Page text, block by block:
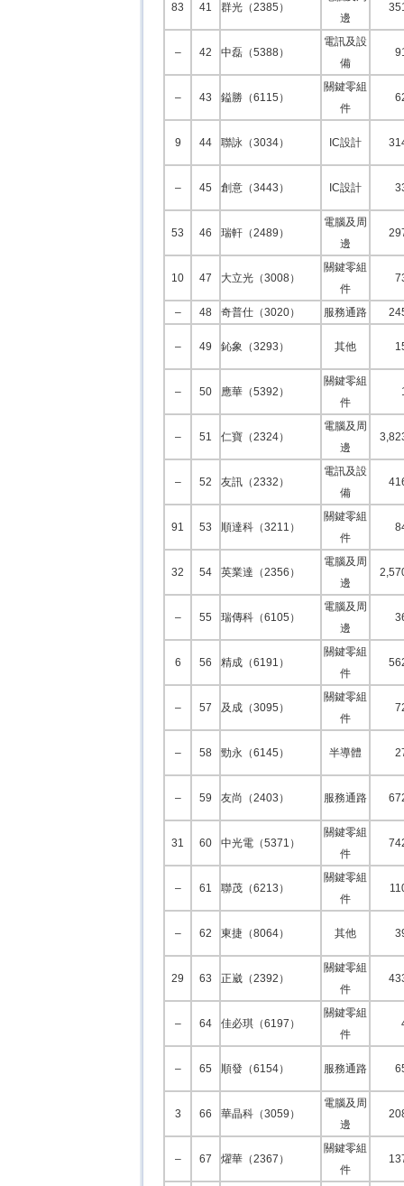
83 41 群光（2385）
邊
– 42 中磊（5388）
電訊及設
備
– 43 鎰勝（6115）
關鍵零組
件
9 44 聯詠（3034） IC設計
– 45 創意（3443） IC設計
53 46 瑞軒（2489）
電腦及周
邊
10 47 大立光（3008）
關鍵零組
件
– 48 奇普仕（3020） 服務通路
– 49 鈊象（3293） 其他
– 50 應華（5392）
關鍵零組
件
– 51 仁寶（2324）
電腦及周
邊
– 52 友訊（2332）
電訊及設
備
91 53 順達科（3211）
關鍵零組
件
32 54 英業達（2356）
電腦及周
邊
– 55 瑞傳科（6105）
電腦及周
邊
6 56 精成（6191）
關鍵零組
件
– 57 及成（3095）
關鍵零組
件
– 58 勁永（6145） 半導體
– 59 友尚（2403） 服務通路
31 60 中光電（5371）
關鍵零組
件
– 61 聯茂（6213）
關鍵零組
件
– 62 東捷（8064） 其他
29 63 正崴（2392）
關鍵零組
件
– 64 佳必琪（6197）
關鍵零組
件
– 65 順發（6154） 服務通路
3 66 華晶科（3059）
電腦及周
邊
– 67 燿華（2367）
關鍵零組
件